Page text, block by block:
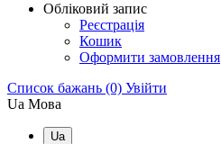
Обліковий запис
Реєстрація
Кошик
Оформити замовлення
Список бажань (0) Увійти
Ua Мова
Ua